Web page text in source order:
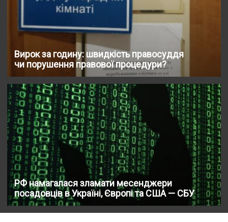
Вирок за годину: швидкість правосуддя
чи порушення правової процедури?
РФ намагалася зламати месенджери
посадовців в Україні, Європі та США — СБУ